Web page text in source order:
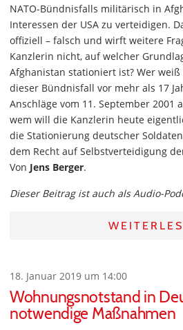
NATO-Bündnisfalls militärisch in
Interessen der USA zu verteidigen.
offiziell – falsch und wirft weitere
Kanzlerin nicht, auf welcher
Afghanistan stationiert ist? Wer
dieser Bündnisfall vor mehr als 17
Anschläge vom 11. September 2001
wem will die Kanzlerin heute
die Stationierung deutscher
dem Recht auf Selbstverteidigung
Von Jens Berger.
Dieser Beitrag ist auch als Audio-
18. Januar 2019 um 14:00
Wohnungsnotstand in
notwendige Maßnahmen